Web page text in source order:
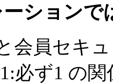
ションで
会員セキ
必ず1 の